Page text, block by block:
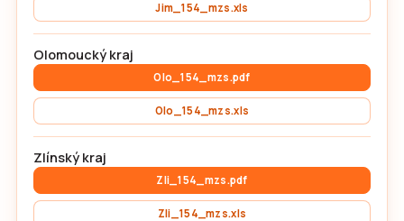
Jim_154_mzs.xls
Olomoucký kraj
Olo_154_mzs.pdf
Olo_154_mzs.xls
Zlínský kraj
Zli_154_mzs.pdf
Zli_154_mzs.xls